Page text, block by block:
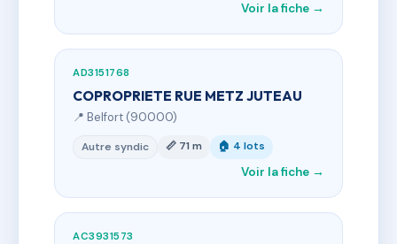
Voir la fiche →
AD3151768
COPROPRIETE RUE METZ JUTEAU
📍 Belfort (90000)
Autre syndic 📏 71 m 🏠 4 lots
Voir la fiche →
AC3931573